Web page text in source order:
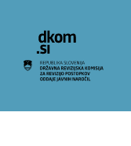
Na vsebino